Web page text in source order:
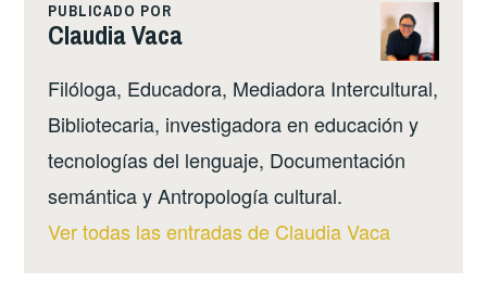
PUBLICADO POR
Claudia Vaca
Filóloga, Educadora, Mediadora Intercultural,
Bibliotecaria, investigadora en educación y
tecnologías del lenguaje, Documentación
semántica y Antropología cultural.
Ver todas las entradas de Claudia Vaca